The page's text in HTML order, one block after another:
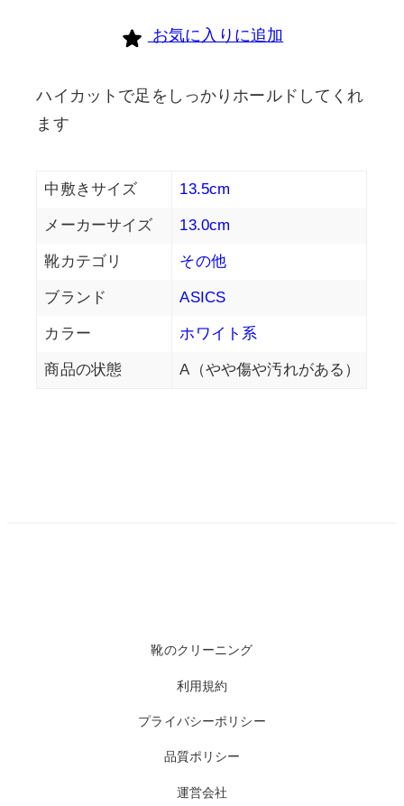
お気に入りに追加
ハイカットで足をしっかりホールドしてくれ
ます
中敷きサイズ 13.5cm
メーカーサイズ 13.0cm
靴カテゴリ その他
ブランド ASICS
カラー ホワイト系
商品の状態 A（やや傷や汚れがある）
靴のクリーニング
利用規約
プライバシーポリシー
品質ポリシー
運営会社